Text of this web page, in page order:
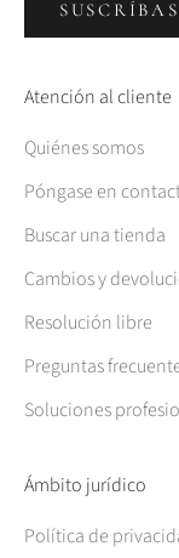
Atención al cliente
Quiénes somos
Póngase en
Buscar una tienda
Cambios y
Resolución libre
Preguntas
Soluciones
Ámbito jurídico
Política de